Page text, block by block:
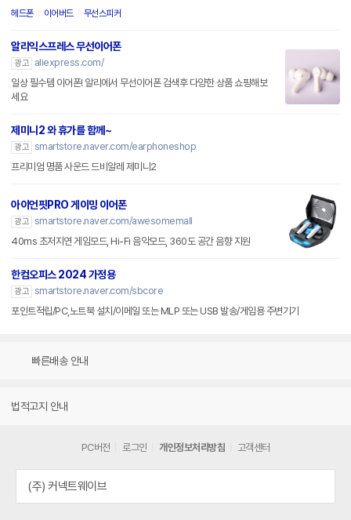
헤드폰 이어버드 무선스피커
알리익스프레스 무선이어폰
광고
aliexpress.com/
일상 필수템 이어폰! 알리에서 무선이어폰 검색후 다양한 상품 쇼핑해보
세요
제미니2 와 휴가를 함께~
광고 smartstore.naver.com/earphoneshop
프리미엄 명품 사운드 드비알레 제미니2
아이언핏PRO 게이밍 이어폰
광고 smartstore.naver.com/awesomemall
40ms 초저지연 게임모드, Hi-Fi 음악모드, 360도 공간 음향 지원
한컴오피스 2024 가정용
광고 smartstore.naver.com/sbcore
포인트적립/PC,노트북 설치/이메일 또는 MLP 또는 USB 발송/게임용 주변기기
빠른배송 안내
법적고지 안내
PC버전 로그인 개인정보처리방침 고객센터
(주) 커넥트웨이브